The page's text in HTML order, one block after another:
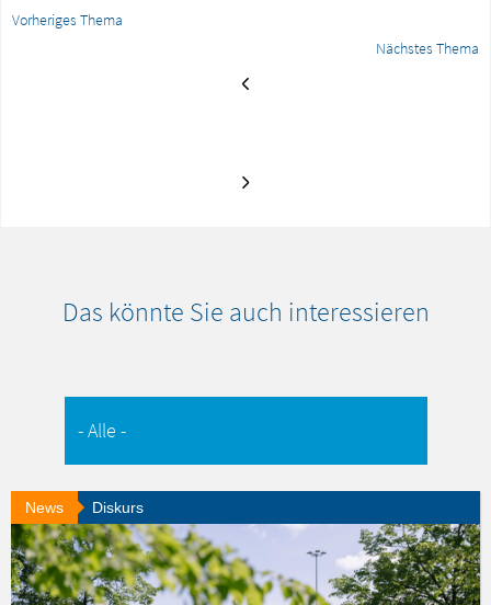
Vorheriges Thema
Nächstes Thema
Das könnte Sie auch interessieren
News Diskurs